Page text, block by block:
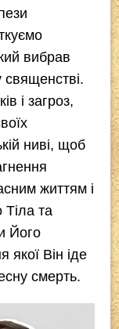
вибрав
священстві.
і загроз,
ниві, щоб
життям і
та
Його
якої Він іде
смерть.